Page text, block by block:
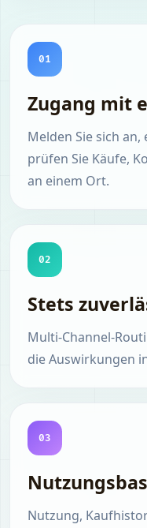
01
Zugang mit
Melden Sie sich an,
prüfen Sie Käufe,
an einem Ort.
02
Stets
Multi-Channel-
die Auswirkungen
03
Nutzung,